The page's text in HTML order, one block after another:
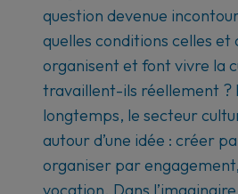
question devenue
quelles conditions celles et
organisent et font vivre la
travaillent-ils réellement ?
longtemps, le secteur
autour d’une idée : créer
organiser par